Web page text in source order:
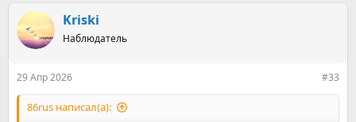
к
ц
и
Kriski
Наблюдатель
29 Апр 2026 #33
86rus написал(а):